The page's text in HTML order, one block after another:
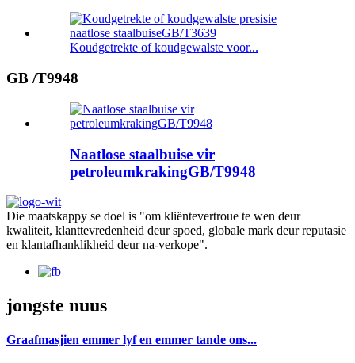
Koudgetrekte of koudgewalste voor...
GB /T9948
Naatlose staalbuise vir
petroleumkrakingGB/T9948
Die maatskappy se doel is "om kliëntevertroue te wen deur
kwaliteit, klanttevredenheid deur spoed, globale mark deur reputasie
en klantafhanklikheid deur na-verkope".
jongste nuus
Graafmasjien emmer lyf en emmer tande ons...